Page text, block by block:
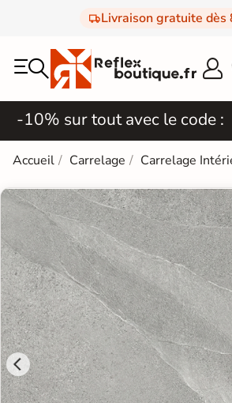
Livraison gratuite dès

-10% sur tout avec le code :
Accueil Carrelage Carrelage